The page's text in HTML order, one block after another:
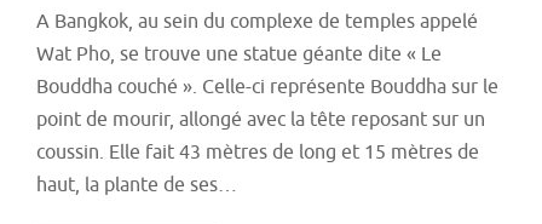
A Bangkok, au sein du complexe de temples appelé
Wat Pho, se trouve une statue géante dite « Le
Bouddha couché ». Celle-ci représente Bouddha sur le
point de mourir, allongé avec la tête reposant sur un
coussin. Elle fait 43 mètres de long et 15 mètres de
haut, la plante de ses…